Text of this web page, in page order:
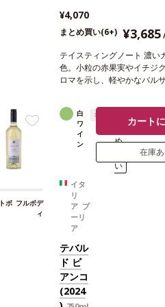
¥4,070
まとめ買い(6+) ¥3,685
テイスティングノート濃い
色。小粒の赤果実やイチジ
ロマを示し、軽やかなバル
味わいが広がり、魅力的な
む余韻が続く。
合う料理
ック、豚肉のラグーソース
ト肉などと好相性葡萄品種
ロ、モンテプルチアーノ*本
が在庫切れの場合、在庫が
の場合は自動的に次のヴィ
されます、ご了承ください。
ボ フルボデ
ィ
白
ワ
イ
ン
辛口
め
い
イタ
リ
ア プ
ーリ
ア
テバル
ド ビ
アンコ
(2024
カート
在庫あ